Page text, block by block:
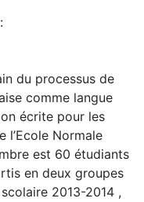
du processus de
comme langue
écrite pour les
l’Ecole Normale
est 60 étudiants
en deux groupes
2013-2014 ,